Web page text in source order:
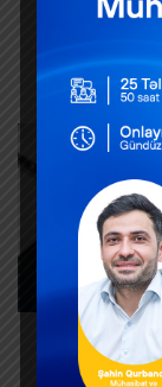
Mühasibat,